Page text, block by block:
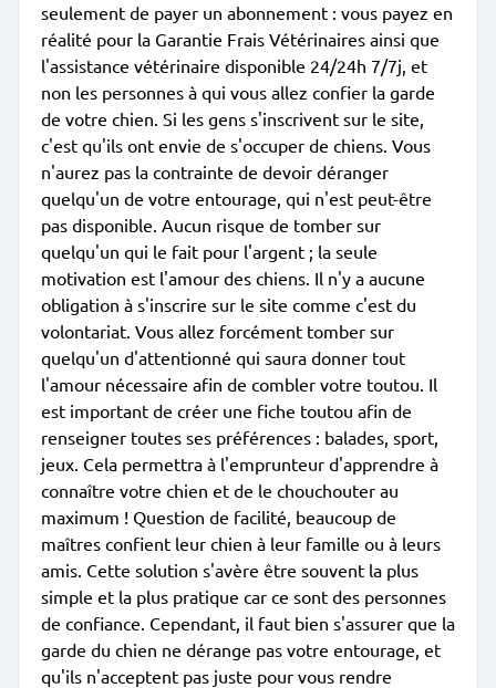
seulement de payer un abonnement : vous payez en
réalité pour la Garantie Frais Vétérinaires ainsi que
l'assistance vétérinaire disponible 24/24h 7/7j, et
non les personnes à qui vous allez confier la garde
de votre chien. Si les gens s'inscrivent sur le site,
c'est qu'ils ont envie de s'occuper de chiens. Vous
n'aurez pas la contrainte de devoir déranger
quelqu'un de votre entourage, qui n'est peut-être
pas disponible. Aucun risque de tomber sur
quelqu'un qui le fait pour l'argent ; la seule
motivation est l'amour des chiens. Il n'y a aucune
obligation à s'inscrire sur le site comme c'est du
volontariat. Vous allez forcément tomber sur
quelqu'un d'attentionné qui saura donner tout
l'amour nécessaire afin de combler votre toutou. Il
est important de créer une fiche toutou afin de
renseigner toutes ses préférences : balades, sport,
jeux. Cela permettra à l'emprunteur d'apprendre à
connaître votre chien et de le chouchouter au
maximum ! Question de facilité, beaucoup de
maîtres confient leur chien à leur famille ou à leurs
amis. Cette solution s'avère être souvent la plus
simple et la plus pratique car ce sont des personnes
de confiance. Cependant, il faut bien s'assurer que la
garde du chien ne dérange pas votre entourage, et
qu'ils n'acceptent pas juste pour vous rendre